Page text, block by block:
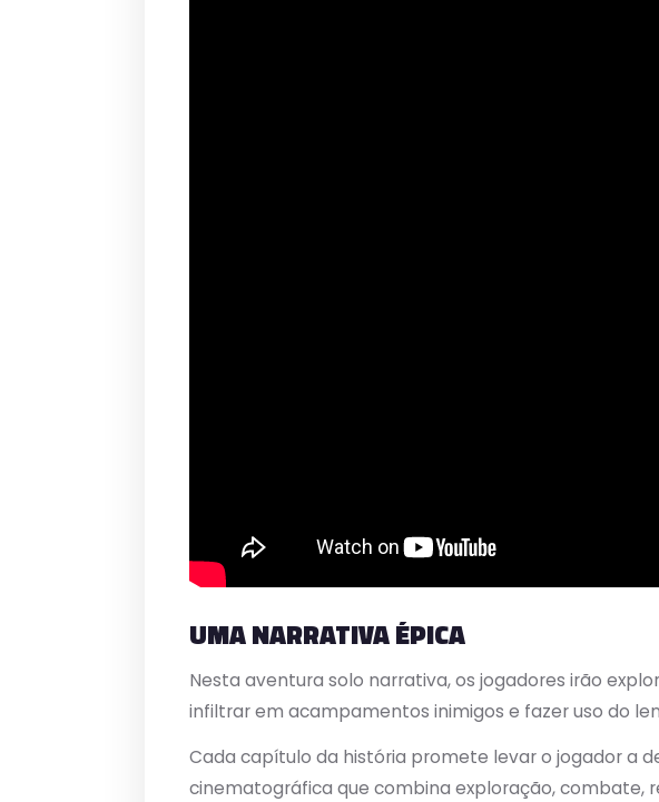
UMA NARRATIVA ÉPICA
Nesta aventura solo narrativa, os jogadores irão
infiltrar em acampamentos inimigos e fazer uso do
Cada capítulo da história promete levar o jogador a
cinematográfica que combina exploração, combate,